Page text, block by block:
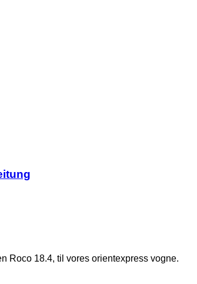
Roco 18.4, til vores orientexpress vogne.